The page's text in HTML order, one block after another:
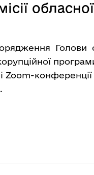
Голови
конференції